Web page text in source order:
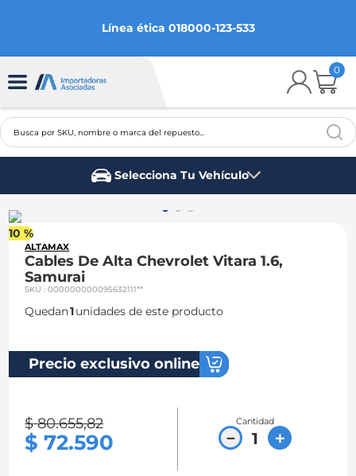
Línea ética 018000-123-533
0
Busca por SKU, nombre o marca del repuesto...
Selecciona Tu Vehículo
10 %
ALTAMAX
Cables De Alta Chevrolet Vitara 1.6,
Samurai
SKU:000000000095632111**
Quedan1unidades de este producto
Precio exclusivo online
$ 80.655,82
$ 72.590
Cantidad
＋
－
2
3.
spark gt
ford fiesta
7.
sail
10. mazda 2